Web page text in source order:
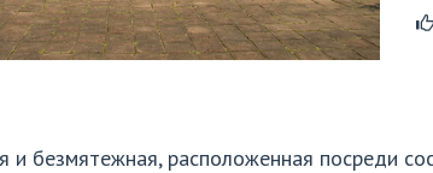
и безмятежная, расположенная посреди